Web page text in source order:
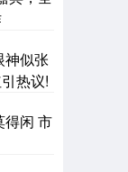
神似张
热议!
得闲 市